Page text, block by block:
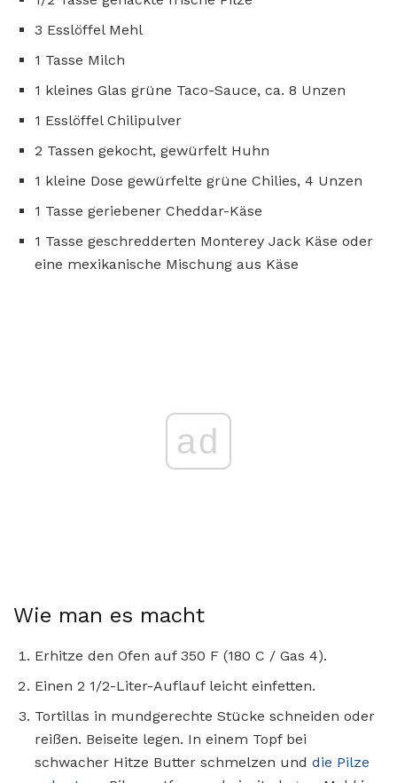
3 Esslöffel Mehl
1 Tasse Milch
1 kleines Glas grüne Taco-Sauce, ca. 8 Unzen
1 Esslöffel Chilipulver
2 Tassen gekocht, gewürfelt Huhn
1 kleine Dose gewürfelte grüne Chilies, 4 Unzen
1 Tasse geriebener Cheddar-Käse
1 Tasse geschredderten Monterey Jack Käse oder
eine mexikanische Mischung aus Käse
ad
Wie man es macht
Erhitze den Ofen auf 350 F (180 C / Gas 4).
Einen 2 1/2-Liter-Auflauf leicht einfetten.
Tortillas in mundgerechte Stücke schneiden oder
reißen. Beiseite legen. In einem Topf bei
schwacher Hitze Butter schmelzen und die Pilze